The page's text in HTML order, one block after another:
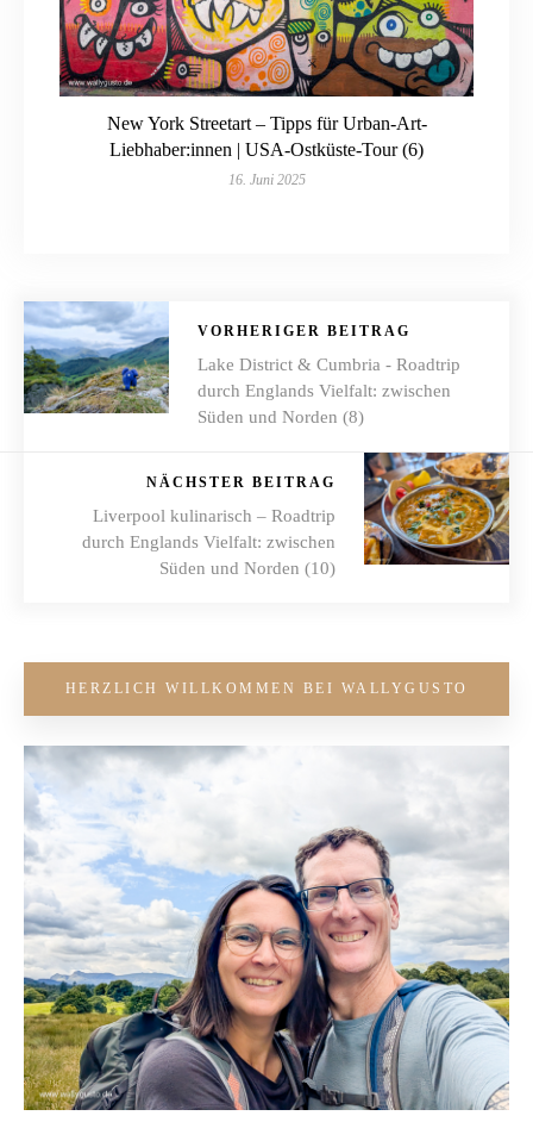
New York Streetart – Tipps für Urban-Art-
Liebhaber:innen | USA-Ostküste-Tour (6)
16. Juni 2025
VORHERIGER BEITRAG
Lake District & Cumbria - Roadtrip
durch Englands Vielfalt: zwischen
Süden und Norden (8)
NÄCHSTER BEITRAG
Liverpool kulinarisch – Roadtrip
durch Englands Vielfalt: zwischen
Süden und Norden (10)
HERZLICH WILLKOMMEN BEI WALLYGUSTO